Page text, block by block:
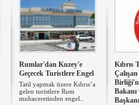
Rumlar'dan Kuzey'e
Geçecek Turistlere Engel
Tatil yapmak üzere Kıbrıs’a
gelen turistlere Rum
muhaceretinden engel..
Kıbrıs